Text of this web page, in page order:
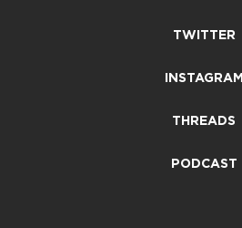
TWITTER
INSTAGRAM
THREADS
PODCAST